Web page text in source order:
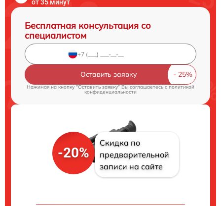
от 35 минут
Бесплатная консультация со
специалистом
Оставить заявку
Нажимая на кнопку "Оставить заявку" Вы соглашаетесь c политикой
конфиденциальности
-20%
Скидка по
предварительной
записи на сайте